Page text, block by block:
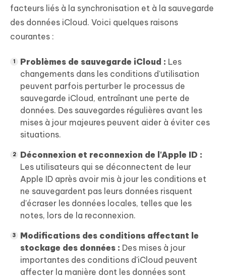
facteurs liés à la synchronisation et à la sauvegarde
des données iCloud. Voici quelques raisons
courantes :
Problèmes de sauvegarde iCloud : Les
changements dans les conditions d'utilisation
peuvent parfois perturber le processus de
sauvegarde iCloud, entraînant une perte de
données. Des sauvegardes régulières avant les
mises à jour majeures peuvent aider à éviter ces
situations.
Déconnexion et reconnexion de l'Apple ID :
Les utilisateurs qui se déconnectent de leur
Apple ID après avoir mis à jour les conditions et
ne sauvegardent pas leurs données risquent
d'écraser les données locales, telles que les
notes, lors de la reconnexion.
Modifications des conditions affectant le
stockage des données : Des mises à jour
importantes des conditions d'iCloud peuvent
affecter la manière dont les données sont